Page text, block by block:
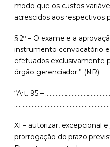
modo que os custos
acrescidos aos respectivos
§ 2º – O exame e a
instrumento convocatório
efetuados exclusivamente
órgão gerenciador.” (NR)
“Art. 95 –
XI – autorizar, excepcional
prorrogação do prazo